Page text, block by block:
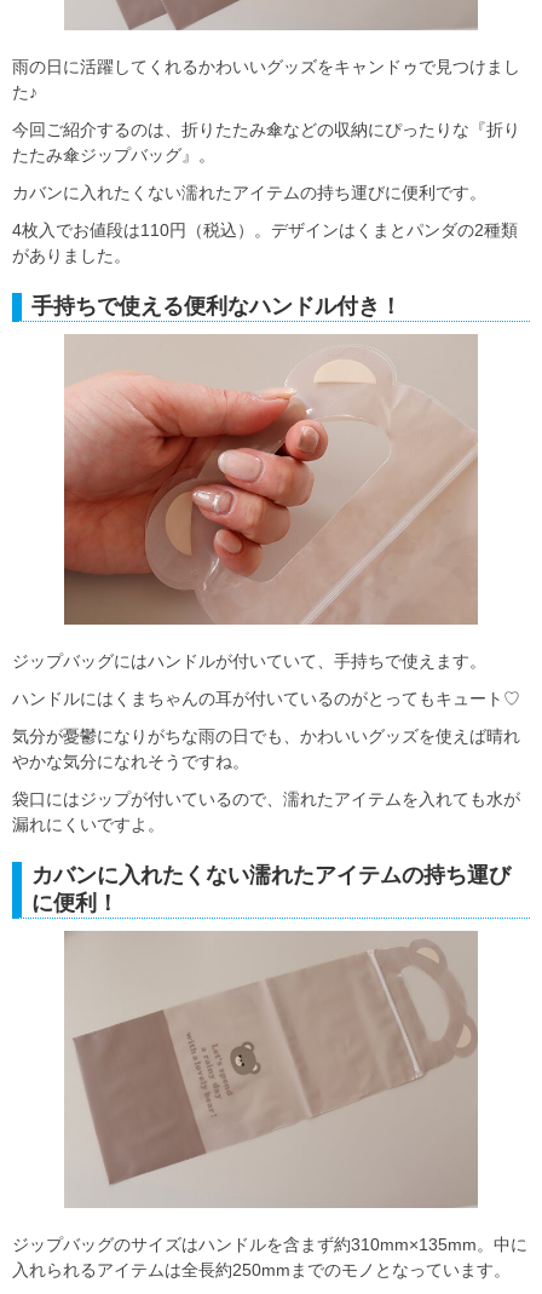
雨の日に活躍してくれるかわいいグッズをキャンドゥで見つけまし
た♪
今回ご紹介するのは、折りたたみ傘などの収納にぴったりな『折り
たたみ傘ジップバッグ』。
カバンに入れたくない濡れたアイテムの持ち運びに便利です。
4枚入でお値段は110円（税込）。デザインはくまとパンダの2種類
がありました。
手持ちで使える便利なハンドル付き！
ジップバッグにはハンドルが付いていて、手持ちで使えます。
ハンドルにはくまちゃんの耳が付いているのがとってもキュート♡
気分が憂鬱になりがちな雨の日でも、かわいいグッズを使えば晴れ
やかな気分になれそうですね。
袋口にはジップが付いているので、濡れたアイテムを入れても水が
漏れにくいですよ。
カバンに入れたくない濡れたアイテムの持ち運び
に便利！
ジップバッグのサイズはハンドルを含まず約310mm×135mm。中に
入れられるアイテムは全長約250mmまでのモノとなっています。